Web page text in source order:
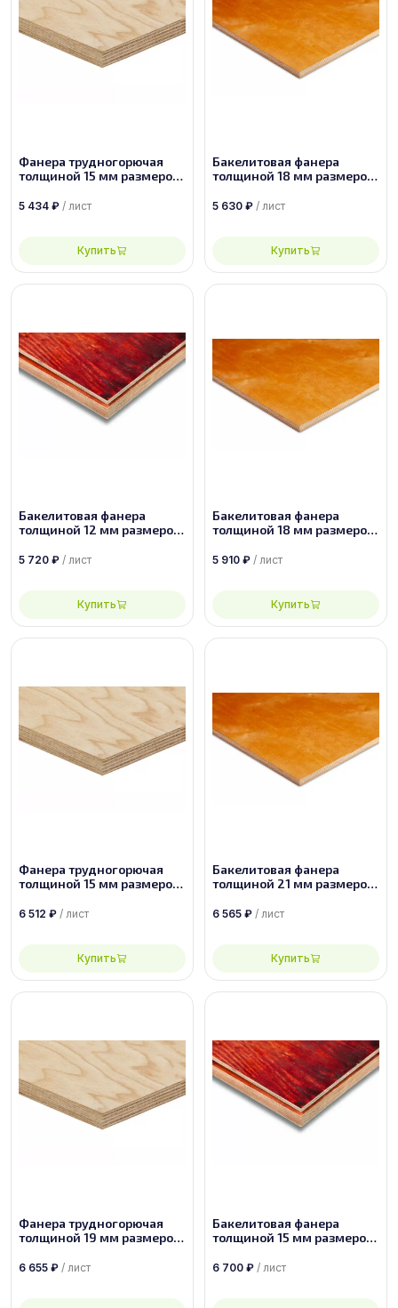
Фанера трудногорючая
толщиной 15 мм размером
5 434 ₽ / лист
Купить
Бакелитовая фанера
толщиной 18 мм размером
5 630 ₽ / лист
Купить
Бакелитовая фанера
толщиной 12 мм размером
5 720 ₽ / лист
Купить
Бакелитовая фанера
толщиной 18 мм размером
5 910 ₽ / лист
Купить
Фанера трудногорючая
толщиной 15 мм размером
6 512 ₽ / лист
Купить
Бакелитовая фанера
толщиной 21 мм размером
6 565 ₽ / лист
Купить
Фанера трудногорючая
толщиной 19 мм размером
6 655 ₽ / лист
Бакелитовая фанера
толщиной 15 мм размером
6 700 ₽ / лист